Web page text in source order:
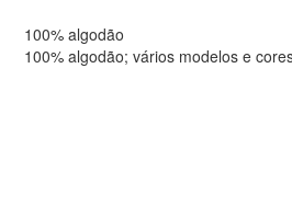
100% algodão
100% algodão; vários modelos e